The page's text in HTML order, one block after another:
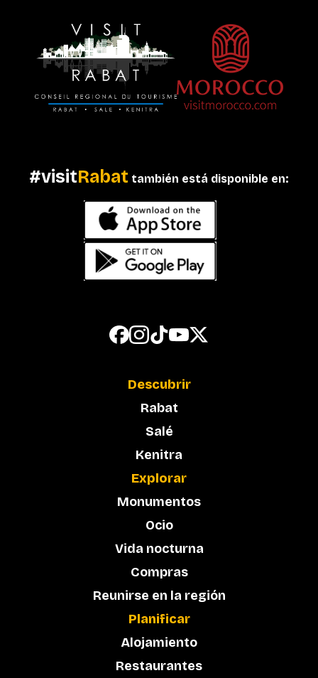
#visitRabat también está disponible en:
Descubrir
Rabat
Salé
Kenitra
Explorar
Monumentos
Ocio
Vida nocturna
Compras
Reunirse en la región
Planificar
Alojamiento
Restaurantes